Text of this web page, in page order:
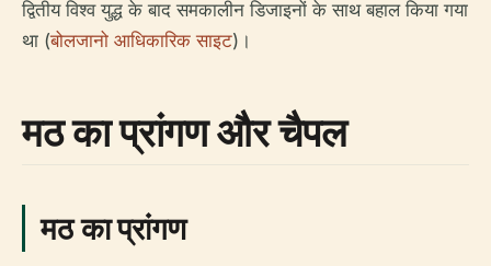
द्वितीय विश्व युद्ध के बाद समकालीन डिजाइनों के साथ बहाल किया गया
था (बोलजानो आधिकारिक साइट)।
मठ का प्रांगण और चैपल
मठ का प्रांगण